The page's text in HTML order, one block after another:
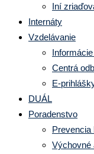
Iní
Internáty
Vzdelávanie
Centrá
E-
DUÁL
Poradenstvo
Prevencia
Výchovné